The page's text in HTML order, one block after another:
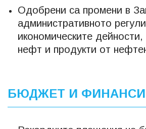
Одобрени са промени в
административното
икономическите дейности,
нефт и продукти от
БЮДЖЕТ И ФИНАНСИ